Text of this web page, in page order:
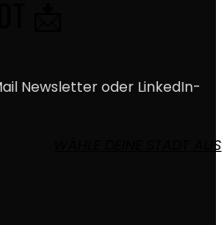
Newsletter oder LinkedIn-
WÄHLE DEINE STADT AUS